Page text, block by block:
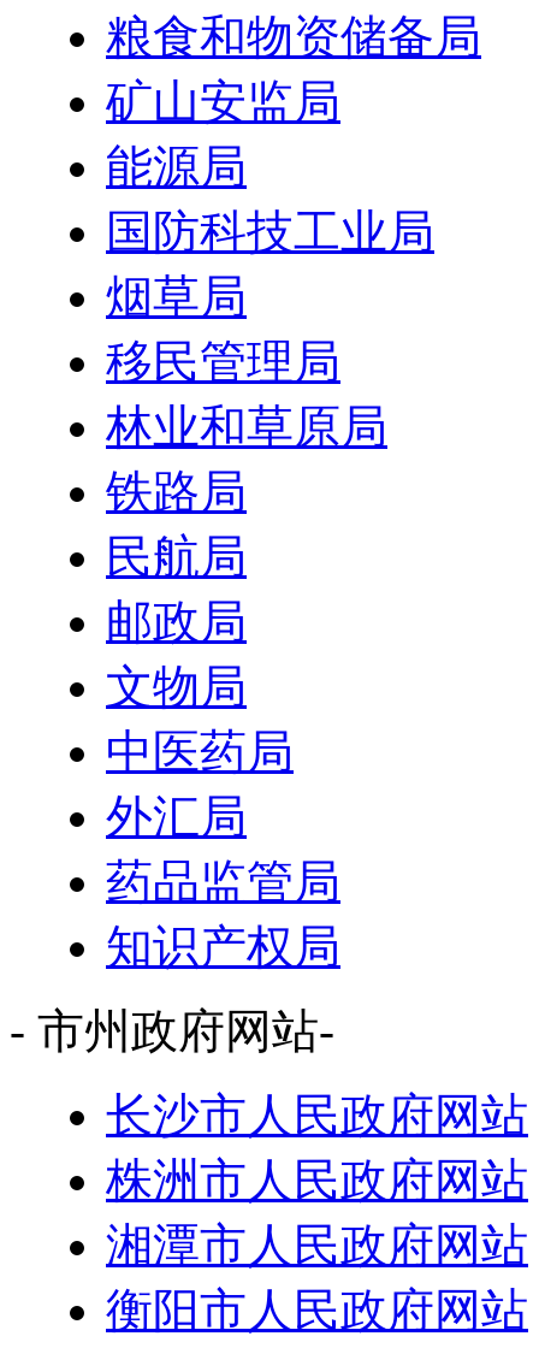
粮食和物资储备局
矿山安监局
能源局
国防科技工业局
烟草局
移民管理局
林业和草原局
铁路局
民航局
邮政局
文物局
中医药局
外汇局
药品监管局
知识产权局
- 市州政府网站-
长沙市人民政府网站
株洲市人民政府网站
湘潭市人民政府网站
衡阳市人民政府网站